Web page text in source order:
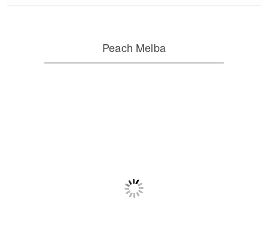
Peach Melba